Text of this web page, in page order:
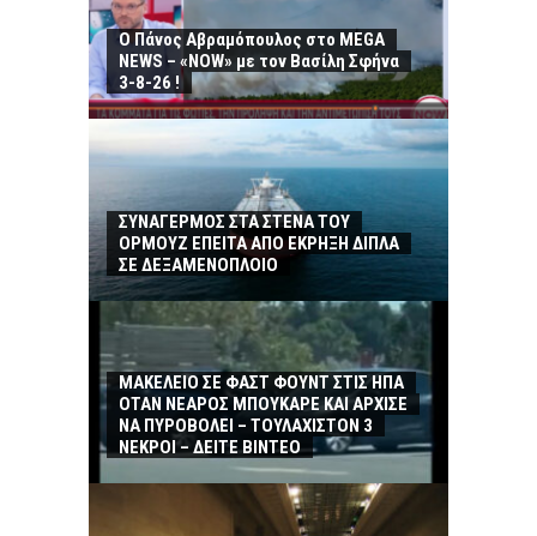
Ο Πάνος Αβραμόπουλος στο MEGA
NEWS – «NOW» με τον Βασίλη Σφήνα
3-8-26 !
ΣΥΝΑΓΕΡΜΟΣ ΣΤΑ ΣΤΕΝΑ ΤΟΥ
ΟΡΜΟΥΖ ΕΠΕΙΤΑ ΑΠΟ ΕΚΡΗΞΗ ΔΙΠΛΑ
ΣΕ ΔΕΞΑΜΕΝΟΠΛΟΙΟ
ΜΑΚΕΛΕΙΟ ΣΕ ΦΑΣΤ ΦΟΥΝΤ ΣΤΙΣ ΗΠΑ
ΟΤΑΝ ΝΕΑΡΟΣ ΜΠΟΥΚΑΡΕ ΚΑΙ ΑΡΧΙΣΕ
ΝΑ ΠΥΡΟΒΟΛΕΙ – ΤΟΥΛΑΧΙΣΤΟΝ 3
ΝΕΚΡΟΙ – ΔΕΙΤΕ ΒΙΝΤΕΟ